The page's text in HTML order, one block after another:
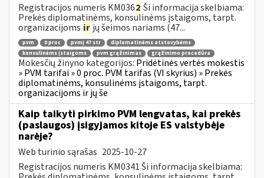
Registracijos numeris KM0362 Ši informacija skelbiama:
Prekės diplomatinėms, konsulinėms įstaigoms, tarpt.
organizacijoms ir jų šeimos nariams (47...
pvm 0 proc pvmį 47 str
diplomatinėms atstovybėms
konsulinėms įstaigoms
pvm grąžinimas grąžinimo procedūra
Mokesčių žinyno kategorijos: Pridėtinės vertės mokestis
» PVM tarifai » 0 proc. PVM tarifas (VI skyrius) » Prekės
diplomatinėms, konsulinėms įstaigoms, tarpt.
organizacijoms ir jų še
Kaip taikyti pirkimo PVM lengvatas, kai prekės
(paslaugos) įsigyjamos kitoje ES valstybėje
narėje?
Web turinio sąrašas 2025-10-27
Registracijos numeris KM0341 Ši informacija skelbiama: